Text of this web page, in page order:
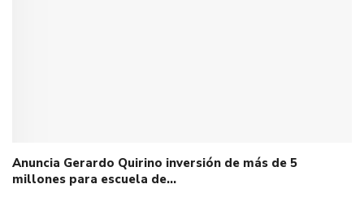
Anuncia Gerardo Quirino inversión de más de 5
millones para escuela de…